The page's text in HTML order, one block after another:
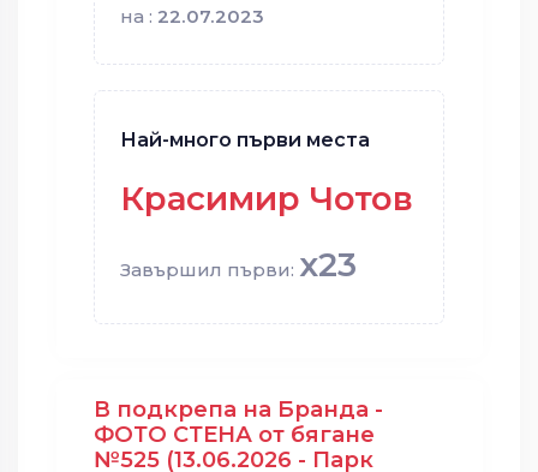
на : 22.07.2023
Най-много първи места
Красимир Чотов
Завършил първи: x23
В подкрепа на Бранда -
ФОТО СТЕНА от бягане
№525 (13.06.2026 - Парк